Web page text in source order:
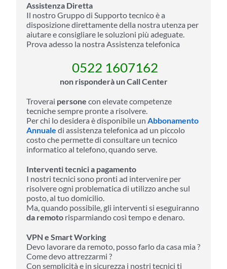
Assistenza Diretta
Il nostro Gruppo di Supporto tecnico è a
disposizione direttamente della nostra utenza per
aiutare e consigliare le soluzioni più adeguate.
Prova adesso la nostra Assistenza telefonica
0522 1607162
non risponderà un Call Center
Troverai persone con elevate competenze
tecniche sempre pronte a risolvere.
Per chi lo desidera è disponibile un Abbonamento
Annuale di assistenza telefonica ad un piccolo
costo che permette di consultare un tecnico
informatico al telefono, quando serve.
Interventi tecnici a pagamento
I nostri tecnici sono pronti ad intervenire per
risolvere ogni problematica di utilizzo anche sul
posto, al tuo domicilio.
Ma, quando possibile, gli interventi si eseguiranno
da remoto risparmiando così tempo e denaro.
VPN e Smart Working
Devo lavorare da remoto, posso farlo da casa mia ?
Come devo attrezzarmi ?
Con semplicità e in sicurezza i nostri tecnici ti